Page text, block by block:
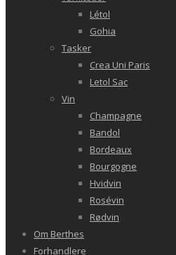
Létol
Gohia
Tasker
Crea Uni Paris
Letol Sac
Vin
Champagne
Bandol
Bordeaux
Bourgogne
Hvidvin
Rosévin
Rødvin
Om Berthes
Forhandlere